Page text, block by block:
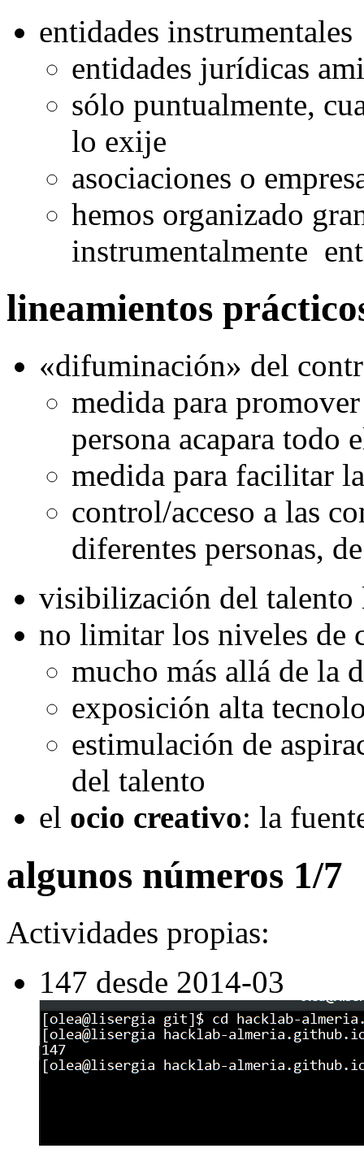
entidades instrumentales
entidades jurídicas
sólo puntualmente,
lo exije
asociaciones o
hemos organizado
instrumentalmente
lineamientos
«difuminación» del
medida para
persona acapara todo
medida para facilitar
control/acceso a las
diferentes personas,
visibilización del talento
no limitar los niveles de
mucho más allá de la
exposición alta
estimulación de
del talento
el ocio creativo: la
algunos números 1/7
Actividades propias:
147 desde 2014-03